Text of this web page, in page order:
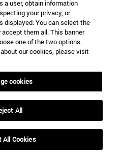
por la llegada de miles
se juntaron los riesgos
Más allá de los
sobre la posible entrada
contagiadas con
establecidos obligaban a
en pateras, lo que
en instalaciones
que dieran positivo en los
se establecieron
a user, obtain information
your privacy, or
displayed. You can select the
them all. This banner
one of the two options.
our cookies, please visit
cookies
All
All Cookies